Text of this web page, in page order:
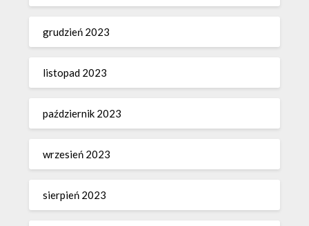
grudzień 2023
listopad 2023
październik 2023
wrzesień 2023
sierpień 2023